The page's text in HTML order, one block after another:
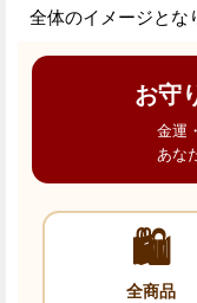
全体のイメージとな
お守
金運
あな
🛍️
全商品